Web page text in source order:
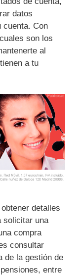
datos
cuenta. Con
son los
al
a tu
detalles
solicitar una
compra
consultar
de la gestión de
entre